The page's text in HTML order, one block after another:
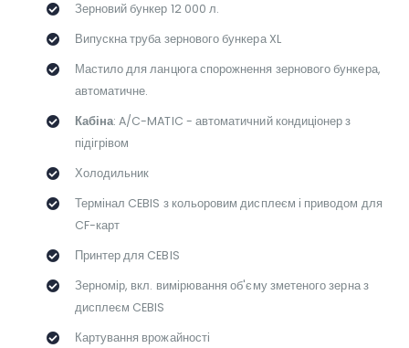
Зерновий бункер 12 000 л.
Випускна труба зернового бункера XL
Мастило для ланцюга спорожнення зернового бункера,
автоматичне.
Кабіна: A/C-MATIC - автоматичний кондиціонер з
підігрівом
Холодильник
Термінал CEBIS з кольоровим дисплеєм і приводом для
CF-карт
Принтер для CEBIS
Зерномір, вкл. вимірювання об'єму зметеного зерна з
дисплеєм CEBIS
Картування врожайності